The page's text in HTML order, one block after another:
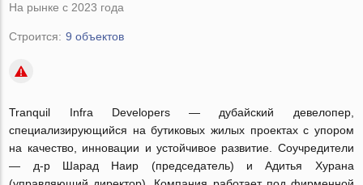
На рынке с 2023 года
Строится: 9 объектов
Tranquil Infra Developers — дубайский девелопер,
специализирующийся на бутиковых жилых проектах с упором
на качество, инновации и устойчивое развитие. Соучредители
— д-р Шарад Наир (председатель) и Адитья Хурана